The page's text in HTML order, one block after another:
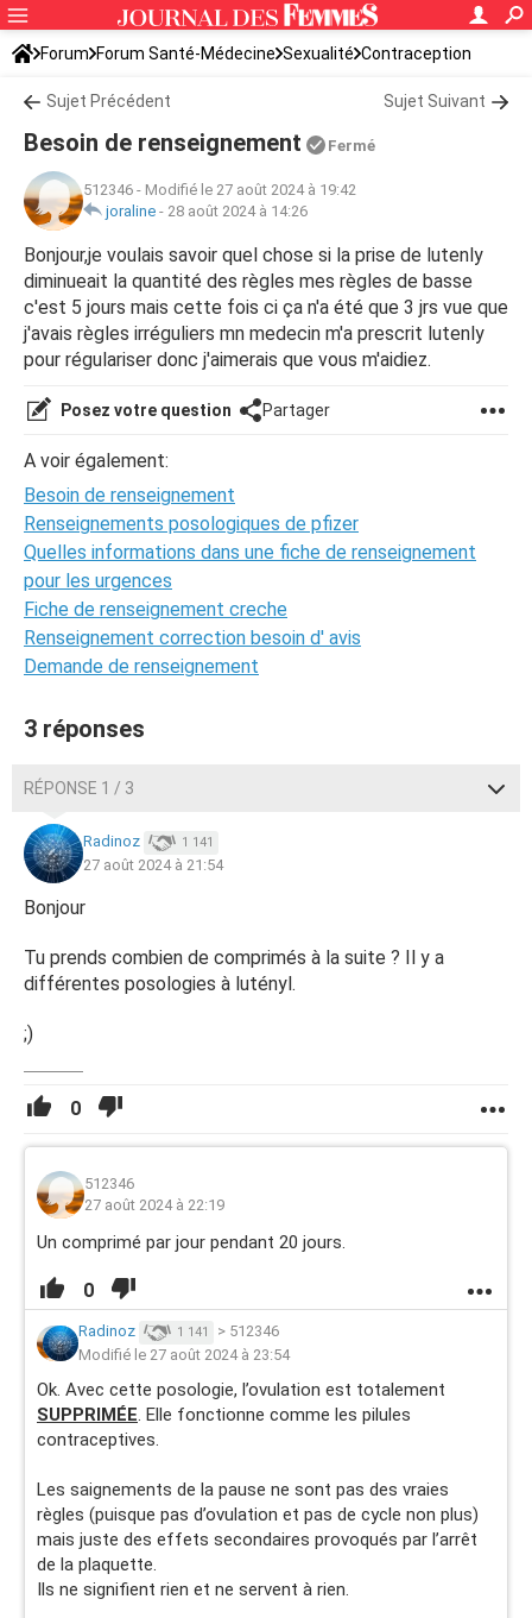
Forum Forum Santé-Médecine Sexualité Contraception
Sujet Précédent Sujet Suivant
Besoin de renseignement Fermé
512346 - Modifié le 27 août 2024 à 19:42
joraline - 28 août 2024 à 14:26
Bonjour,je voulais savoir quel chose si la prise de lutenly
diminueait la quantité des règles mes règles de basse
c'est 5 jours mais cette fois ci ça n'a été que 3 jrs vue que
j'avais règles irréguliers mn medecin m'a prescrit lutenly
pour régulariser donc j'aimerais que vous m'aidiez.
Posez votre question Partager
A voir également:
Besoin de renseignement
Renseignements posologiques de pfizer
Quelles informations dans une fiche de renseignement
pour les urgences
Fiche de renseignement creche
Renseignement correction besoin d' avis
Demande de renseignement
3 réponses
RÉPONSE 1 / 3
Radinoz 1 141
27 août 2024 à 21:54
Bonjour
Tu prends combien de comprimés à la suite ? Il y a
différentes posologies à lutényl.
;)
0
512346
27 août 2024 à 22:19
Un comprimé par jour pendant 20 jours.
0
Radinoz 1 141 > 512346
Modifié le 27 août 2024 à 23:54
Ok. Avec cette posologie, l’ovulation est totalement
SUPPRIMÉE. Elle fonctionne comme les pilules
contraceptives.
Les saignements de la pause ne sont pas des vraies
règles (puisque pas d’ovulation et pas de cycle non plus)
mais juste des effets secondaires provoqués par l’arrêt
de la plaquette.
Ils ne signifient rien et ne servent à rien.